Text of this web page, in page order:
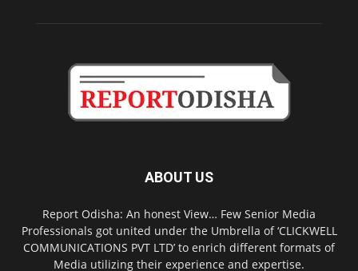
ABOUT US
Report Odisha: An honest View… Few Senior Media
Professionals got united under the Umbrella of ‘CLICKWELL
COMMUNICATIONS PVT LTD’ to enrich different formats of
Media utilizing their experience and expertise.